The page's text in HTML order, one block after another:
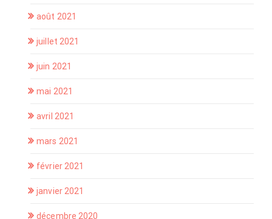
août 2021
juillet 2021
juin 2021
mai 2021
avril 2021
mars 2021
février 2021
janvier 2021
décembre 2020